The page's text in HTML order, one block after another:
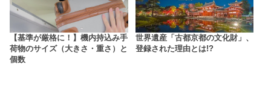
【基準が厳格に！】機内持込み手
荷物のサイズ（大きさ・重さ）と
個数
世界遺産「古都京都の文化財」、
登録された理由とは!?